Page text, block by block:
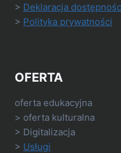
> Deklaracja
> Polityka prywatności
OFERTA
oferta edukacyjna
> oferta kulturalna
> Digitalizacja
> Usługi